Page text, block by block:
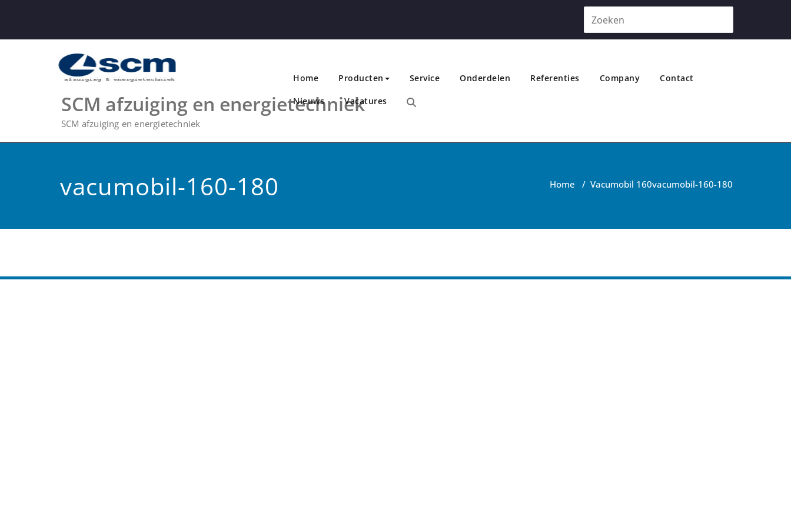
SCM afzuiging en energietechniek
SCM afzuiging en energietechniek
Home Producten Service Onderdelen Referenties Company Contact
Nieuws Vacatures
vacumobil-160-180 Home / Vacumobil 160vacumobil-160-180